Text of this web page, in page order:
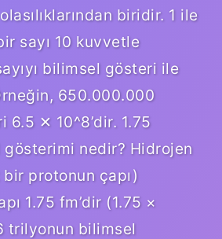
biridir. 1 ile
sayı 10 kuvvetle
bilimsel gösteri ile
650.000.000
6.5 ✕ 10^8’dir. 1.75
gösterimi nedir? Hidrojen
protonun çapı)
1.75 fm’dir (1.75 ×
trilyonun bilimsel